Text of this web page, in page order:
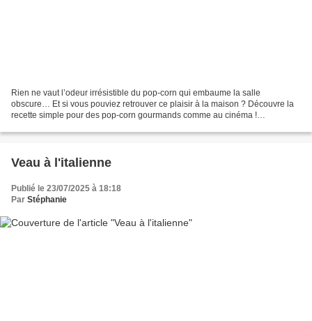
Rien ne vaut l’odeur irrésistible du pop-corn qui embaume la salle
obscure… Et si vous pouviez retrouver ce plaisir à la maison ? Découvre la
recette simple pour des pop-corn gourmands comme au cinéma !
Veau à l'italienne
Publié le 23/07/2025 à 18:18
Par Stéphanie